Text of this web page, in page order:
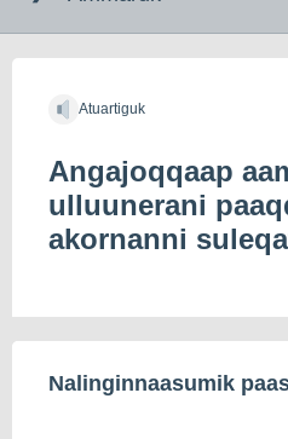
indholdet
Atuartiguk
Angajoqqaap
ulluunerani
akornanni
Nalinginnaasumik